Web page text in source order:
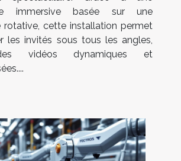
immersive basée sur une
rotative, cette installation permet
les invités sous tous les angles,
vidéos dynamiques et